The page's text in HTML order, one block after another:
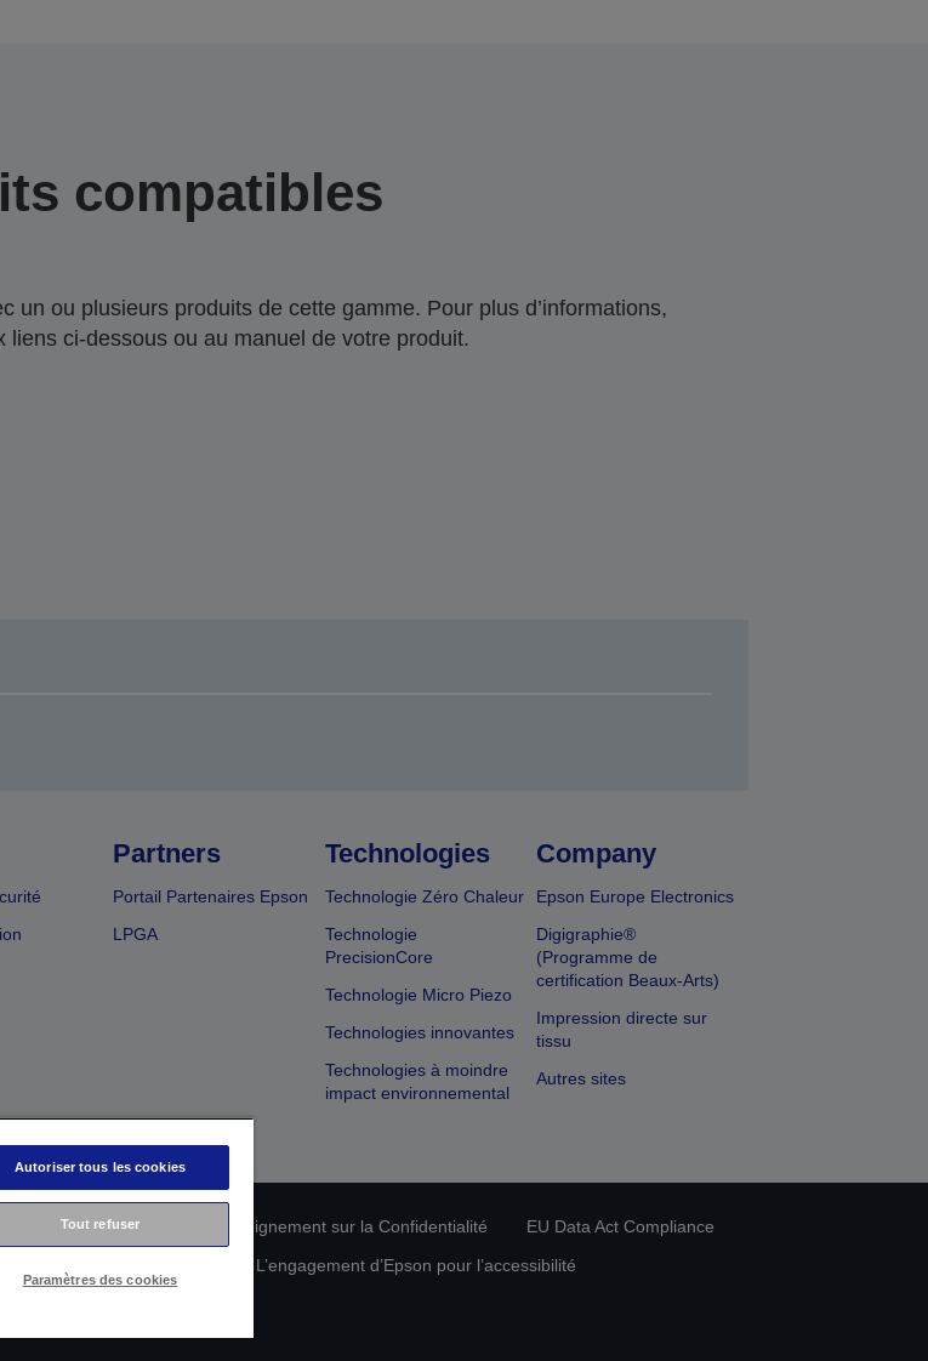
compatibles
un ou plusieurs produits de cette gamme. Pour plus d’informations,
liens ci-dessous ou au manuel de votre produit.
Partners
Portail Partenaires Epson
LPGA
Technologies
Technologie Zéro Chaleur
Technologie
PrecisionCore
Technologie Micro Piezo
Technologies innovantes
Technologies à moindre
impact environnemental
Company
Epson Europe Electronics
Digigraphie®
(Programme de
certification Beaux-Arts)
Impression directe sur
tissu
Autres sites
Déclaration de Renseignement sur la Confidentialité
EU Data Act Compliance
L’engagement d’Epson pour l’accessibilité
Autoriser tous les cookies
Tout refuser
Paramètres des cookies